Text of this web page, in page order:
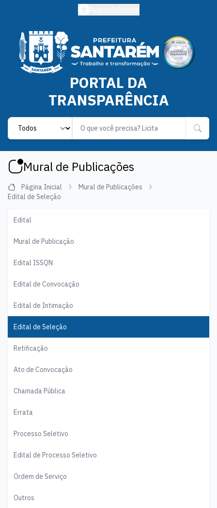
PORTAL DA
TRANSPARÊNCIA
Label
Mural de Publicações
Página Inicial
Mural de Publicações
Edital de Seleção
Edital
Mural de Publicação
Edital ISSQN
Edital de Convocação
Edital de Intimação
Edital de Seleção
Retificação
Ato de Convocação
Chamada Pública
Errata
Processo Seletivo
Edital de Processo Seletivo
Ordem de Serviço
Outros